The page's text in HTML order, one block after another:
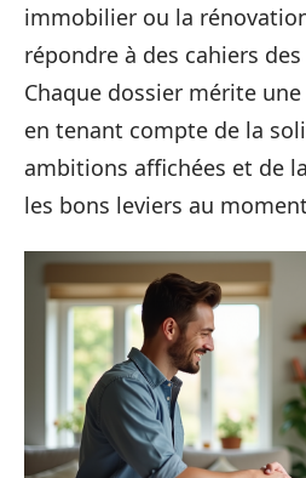
immobilier ou la
répondre à des cahiers
Chaque dossier mérite
en tenant compte de la
ambitions affichées et de
les bons leviers au